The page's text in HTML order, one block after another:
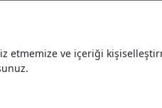
etmemize ve içeriği